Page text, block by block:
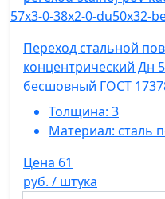
Переход стальной
концентрический Дн
бесшовный ГОСТ
Толщина: 3
Материал: сталь
Цена 61
руб. / штука